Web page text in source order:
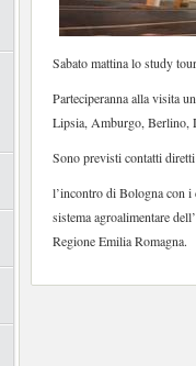
Sabato mattina lo study
Parteciperanna alla visita
Lipsia, Amburgo, Berlino,
Sono previsti contatti
l’incontro di Bologna con
sistema agroalimentare
Regione Emilia Romagna.